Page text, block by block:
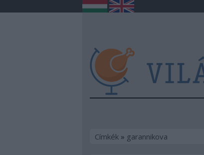
Címkék» garannikova